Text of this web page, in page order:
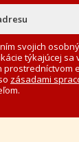
svojich
týkajúcej sa
prostredníctvom
zásadami